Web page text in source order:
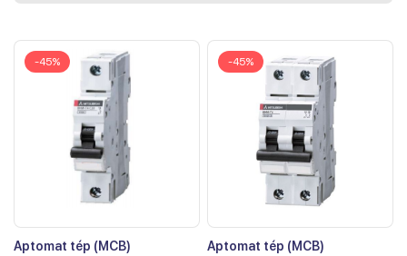
-45%
Aptomat tép (MCB)
-45%
Aptomat tép (MCB)